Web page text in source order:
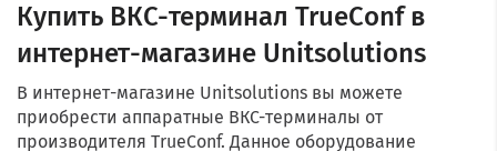
Купить ВКС-терминал TrueConf в
интернет-магазине Unitsolutions
В интернет-магазине Unitsolutions вы можете
приобрести аппаратные ВКС-терминалы от
производителя TrueConf. Данное оборудование